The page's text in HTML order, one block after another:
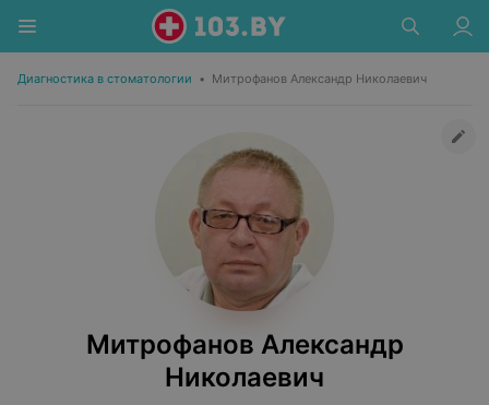
Диагностика в стоматологии • Митрофанов Александр Николаевич
Митрофанов Александр
Николаевич